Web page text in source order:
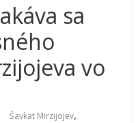
sa
vo
Šavkat Mirzijojev,